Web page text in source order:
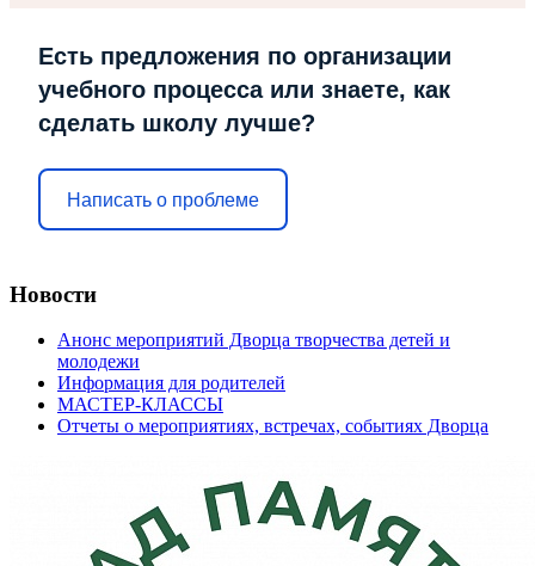
Есть предложения по организации
учебного процесса или знаете, как
сделать школу лучше?
Написать о проблеме
Новости
Анонс мероприятий Дворца творчества детей и
молодежи
Информация для родителей
МАСТЕР-КЛАССЫ
Отчеты о мероприятиях, встречах, событиях Дворца